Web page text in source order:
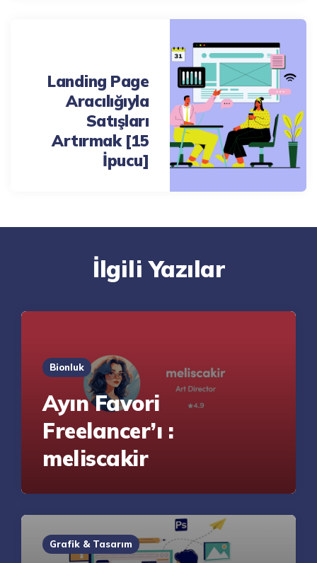
Landing Page
Aracılığıyla
Satışları
Artırmak [15
İpucu]
İlgili Yazılar
Bionluk
Ayın Favori
Freelancer’ı :
meliscakir
Grafik & Tasarım